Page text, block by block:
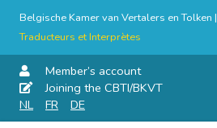
Belgische Kamer van Vertalers en Tolken |
Traducteurs et Interprètes
Member’s account
Joining the CBTI/BKVT
NL
FR DE